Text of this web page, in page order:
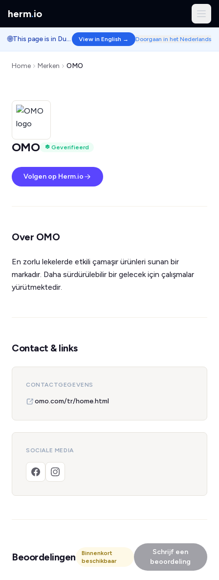
herm.io
🌐 This page is in Dutch. View in English → Doorgaan in het Nederlands
Home Merken OMO
OMO Geverifieerd
Volgen op Herm.io
Over OMO
En zorlu lekelerde etkili çamaşır ürünleri sunan bir
markadır. Daha sürdürülebilir bir gelecek için çalışmalar
yürütmektedir.
Contact & links
CONTACTGEGEVENS
omo.com/tr/home.html
SOCIALE MEDIA
Beoordelingen
Binnenkort
beschikbaar
Schrijf een
beoordeling